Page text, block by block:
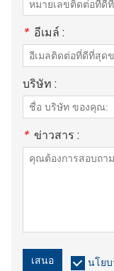
* อีเมล์ :
บริษัท :
* ข่าวสาร :
เสนอ นโย